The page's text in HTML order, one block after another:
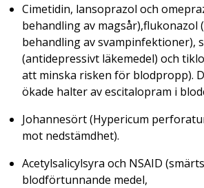
Cimetidin, lansoprazol och
behandling av magsår),flukonazol
behandling av svampinfektioner),
(antidepressivt läkemedel) och
att minska risken för blodpropp).
ökade halter av escitalopram i
Johannesört (Hypericum
mot nedstämdhet).
Acetylsalicylsyra och NSAID
blodförtunnande medel,